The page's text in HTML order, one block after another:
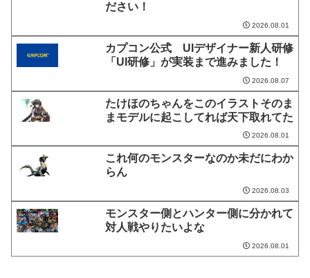
ださい！
2026.08.01
カプコン公式 UIデザイナー新人研修
「UI研修」が実装まで進みました！
2026.08.07
たけほのちゃんをこのイラストそのま
まモデルに起こしてれば天下取れてた
2026.08.01
これ何のモンスターなのか未だにわか
らん
2026.08.03
モンスター側とハンター側に分かれて
対人戦やりたいよな
2026.08.01